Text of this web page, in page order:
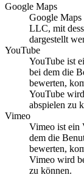
Google Maps
Google Maps
LLC, mit
dargestellt
YouTube
YouTube ist
bei dem die
bewerten,
YouTube
abspielen zu
Vimeo
Vimeo ist ein
dem die
bewerten,
Vimeo wird
zu können.